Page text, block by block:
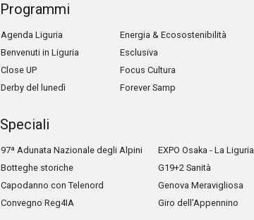
Programmi
Agenda Liguria
Benvenuti in Liguria
Close UP
Derby del lunedì
Energia & Ecosostenibilità
Esclusiva
Focus Cultura
Forever Samp
Speciali
97ª Adunata Nazionale degli Alpini
Botteghe storiche
Capodanno con Telenord
Convegno Reg4IA
EXPO Osaka - La Liguria
G19+2 Sanità
Genova Meravigliosa
Giro dell'Appennino